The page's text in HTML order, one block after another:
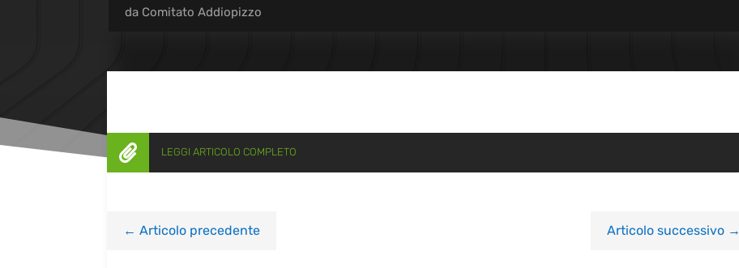
da Comitato Addiopizzo
 LEGGI ARTICOLO COMPLETO
← Articolo precedente Articolo successivo→